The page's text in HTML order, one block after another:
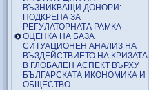
ВЪЗНИКВАЩИ ДОНОРИ:
ПОДКРЕПА ЗА
РЕГУЛАТОРНАТА РАМКА
ОЦЕНКА НА БАЗА
СИТУАЦИОНЕН АНАЛИЗ НА
ВЪЗДЕЙСТВИЕТО НА КРИЗАТА
В ГЛОБАЛЕН АСПЕКТ ВЪРХУ
БЪЛГАРСКАТА ИКОНОМИКА И
ОБЩЕСТВО